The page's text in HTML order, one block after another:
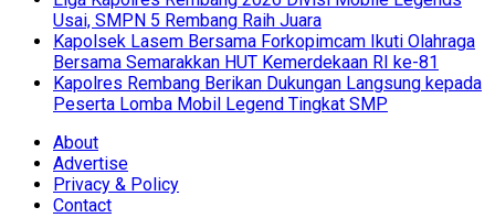
Usai, SMPN 5 Rembang Raih Juara
Kapolsek Lasem Bersama Forkopimcam Ikuti Olahraga
Bersama Semarakkan HUT Kemerdekaan RI ke-81
Kapolres Rembang Berikan Dukungan Langsung kepada
Peserta Lomba Mobil Legend Tingkat SMP
About
Advertise
Privacy & Policy
Contact